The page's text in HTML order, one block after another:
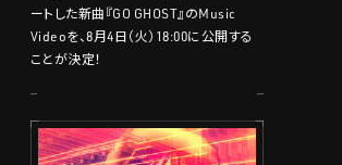
ートした新曲『GO GHOST』のMusic
Videoを、8月4日（火）18:00に公開する
ことが決定！